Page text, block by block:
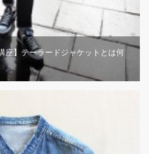
座】テーラードジャケットとは何